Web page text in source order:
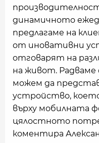
динамичното
предлагаме на
от иновативни
отговарят на
на живот. Радваме
можем да
устройство,
върху мобилната
цялостното
коментира